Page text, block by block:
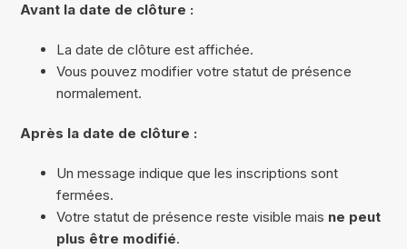
Avant la date de clôture :
La date de clôture est affichée.
Vous pouvez modifier votre statut de présence
normalement.
Après la date de clôture :
Un message indique que les inscriptions sont
fermées.
Votre statut de présence reste visible mais ne peut
plus être modifié.